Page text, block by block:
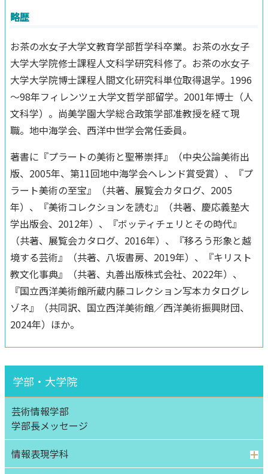
略歴
お茶の水女子大学文教育学部哲学科卒業。お茶の水女子
大学大学院修士課程人文科学研究科修了。お茶の水女子
大学大学院博士課程人間文化研究科単位取得退学。1996
～98年フィレンツェ大学文哲学部留学。2001年博士（人
文科学）。尚美学園大学総合政策学部准教授を経て現
職。地中海学会、西洋中世学会常任委員。
著書に『プラートの美術と聖帯崇拝』（中央公論美術出
版、2005年、第11回地中海学会ヘレンド賞受賞）、『プ
ラート美術の至宝』（共著、展覧会カタログ、2005
年）、『美術コレクションを読む』（共著、慶応義塾大
学出版会、2012年）、『ボッティチェリとその時代』
（共著、展覧会カタログ、2016年）、『移ろう形象と越
境する芸術』（共著、八坂書房、2019年）、『キリスト
教文化事典』（共著、丸善出版株式会社、2022年）、
『国立西洋美術館所蔵内藤コレクション写本カタログレ
ゾネ』（共同訳、国立西洋美術館／西洋美術振興財団、
2024年）ほか。
学部・大学院
芸術情報学部
学部⻑メッセージ
情報表現学科